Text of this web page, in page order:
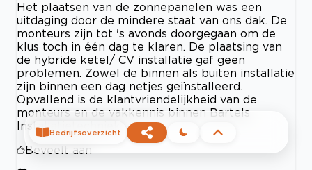
Het plaatsen van de zonnepanelen was een
uitdaging door de mindere staat van ons dak. De
monteurs zijn tot 's avonds doorgegaan om de
klus toch in één dag te klaren. De plaatsing van
de hybride ketel/ CV installatie gaf geen
problemen. Zowel de binnen als buiten installatie
zijn binnen een dag netjes geïnstalleerd.
Opvallend is de klantvriendelijkheid van de
monteurs en de vakkennis binnen Bartels
Installatietechniek.
Beveelt aan
Bedrijfsoverzicht